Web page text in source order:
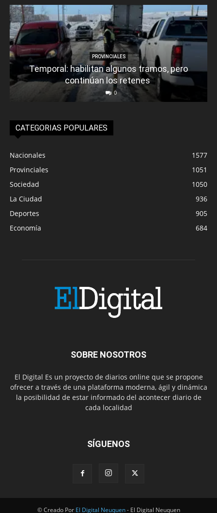
PROVINCIALES
Temporal: habilitan algunos tramos, pero
continúan los retenes
0
CATEGORIAS POPULARES
Nacionales
1577
Provinciales
1051
Sociedad
1050
La Ciudad
936
Deportes
905
Economía
684
SOBRE NOSOTROS
El Digital Es un proyecto de diarios online que se propone
ofrecer a través de una plataforma moderna, ágil y dinámica
la posibilidad de estar informado del acontecer diario de
cada localidad
SÍGUENOS
© Creado Por El Digital Neuquen- El Digital Neuquen